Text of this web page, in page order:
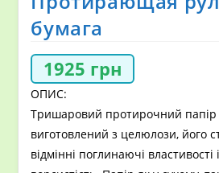
бумага
1925 грн
ОПИС:
Тришаровий протирочний папір
виготовлений з целюлози, його
відмінні поглинаючі властивості